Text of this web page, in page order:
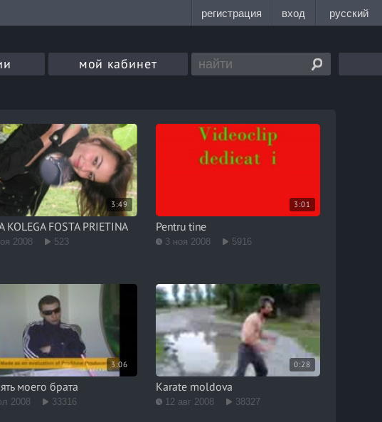
мой кабинет
3:49
KOLEGA FOSTA PRIETINA
2008 523
3:01
Pentru tine
3 ноя 2008 5916
3:06
моего брата
2008 33316
0:28
Karate moldova
12 авг 2008 38327